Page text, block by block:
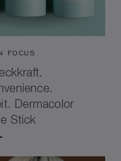
FOCUS
Dermacolor
Stick